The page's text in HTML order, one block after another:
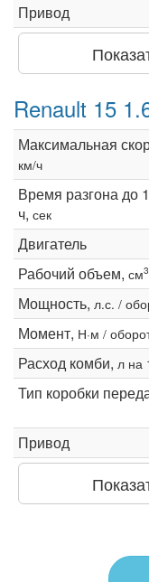
Привод
Renault 15
Максимальная
км/ч
Время разгона до
ч, сек
Двигатель
Рабочий объем, см3
Мощность, л.с. /
Момент, Н·м /
Расход комби, л на
Тип коробки
Привод